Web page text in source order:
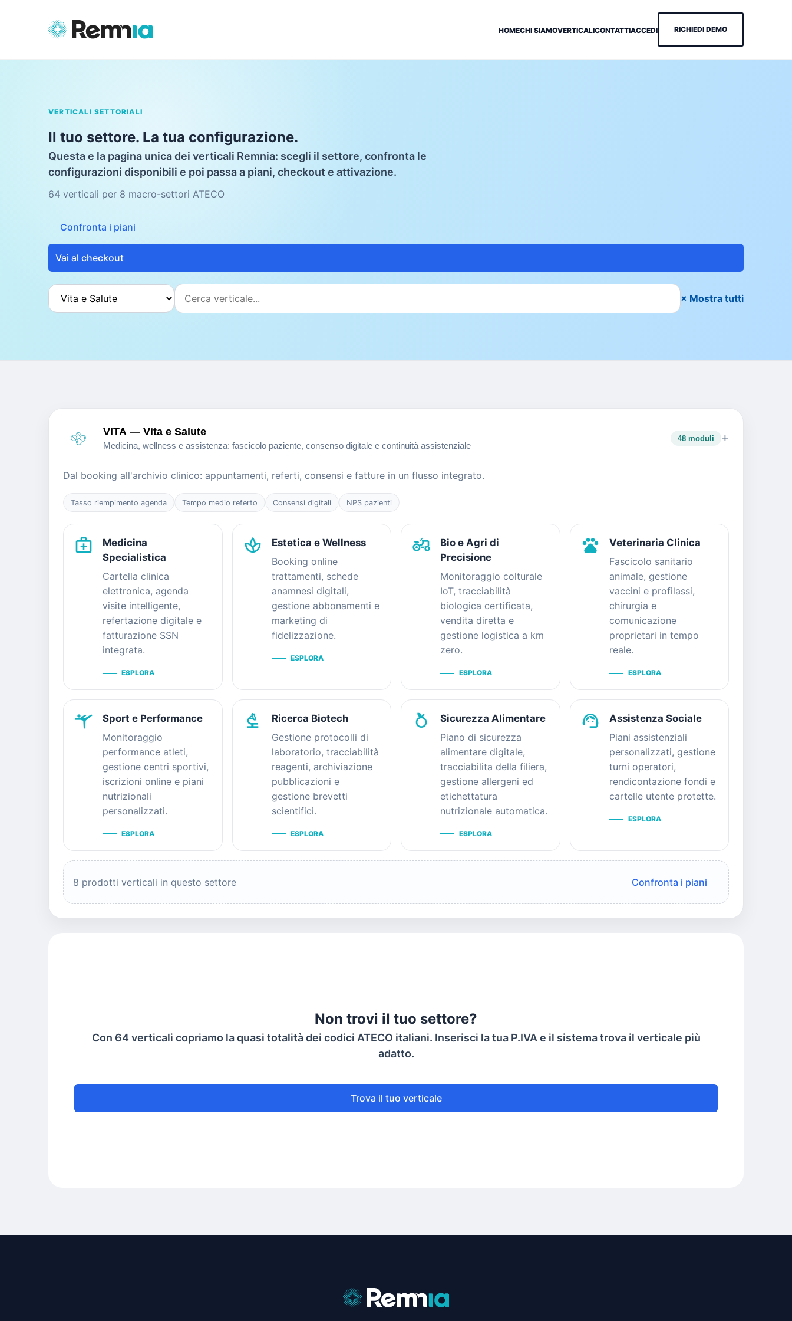
HOMECHI SIAMOVERTICALICONTATTIACCEDI RICHIEDI DEMO
VERTICALI SETTORIALI
Il tuo settore. La tua configurazione.
Questa e la pagina unica dei verticali Remnia: scegli il settore, confronta le
configurazioni disponibili e poi passa a piani, checkout e attivazione.
64 verticali per 8 macro-settori ATECO
Confronta i piani
Vai al checkout
× Mostra tutti
VITA — Vita e Salute
Medicina, wellness e assistenza: fascicolo paziente, consenso digitale e continuità assistenziale
48 moduli +
Dal booking all'archivio clinico: appuntamenti, referti, consensi e fatture in un flusso integrato.
Tasso riempimento agenda Tempo medio referto Consensi digitali NPS pazienti
medical_services
Medicina
Specialistica
Cartella clinica
elettronica, agenda
visite intelligente,
refertazione digitale e
fatturazione SSN
integrata.
ESPLORA
spa
Estetica e Wellness
Booking online
trattamenti, schede
anamnesi digitali,
gestione abbonamenti e
marketing di
fidelizzazione.
ESPLORA
agriculture
Bio e Agri di
Precisione
Monitoraggio colturale
IoT, tracciabilità
biologica certificata,
vendita diretta e
gestione logistica a km
zero.
ESPLORA
pets
Veterinaria Clinica
Fascicolo sanitario
animale, gestione
vaccini e profilassi,
chirurgia e
comunicazione
proprietari in tempo
reale.
ESPLORA
sports_gymnastics
Sport e Performance
Monitoraggio
performance atleti,
gestione centri sportivi,
iscrizioni online e piani
nutrizionali
personalizzati.
ESPLORA
biotech
Ricerca Biotech
Gestione protocolli di
laboratorio, tracciabilità
reagenti, archiviazione
pubblicazioni e
gestione brevetti
scientifici.
ESPLORA
nutrition
Sicurezza Alimentare
Piano di sicurezza
alimentare digitale,
tracciabilita della filiera,
gestione allergeni ed
etichettatura
nutrizionale automatica.
ESPLORA
support_agent
Assistenza Sociale
Piani assistenziali
personalizzati, gestione
turni operatori,
rendicontazione fondi e
cartelle utente protette.
ESPLORA
8 prodotti verticali in questo settore Confronta i piani
Non trovi il tuo settore?
Con 64 verticali copriamo la quasi totalità dei codici ATECO italiani. Inserisci la tua P.IVA e il sistema trova il verticale più
adatto.
Trova il tuo verticale